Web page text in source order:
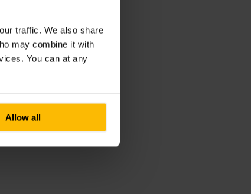
traffic. We also share
may combine it with
You can at any
Allow all